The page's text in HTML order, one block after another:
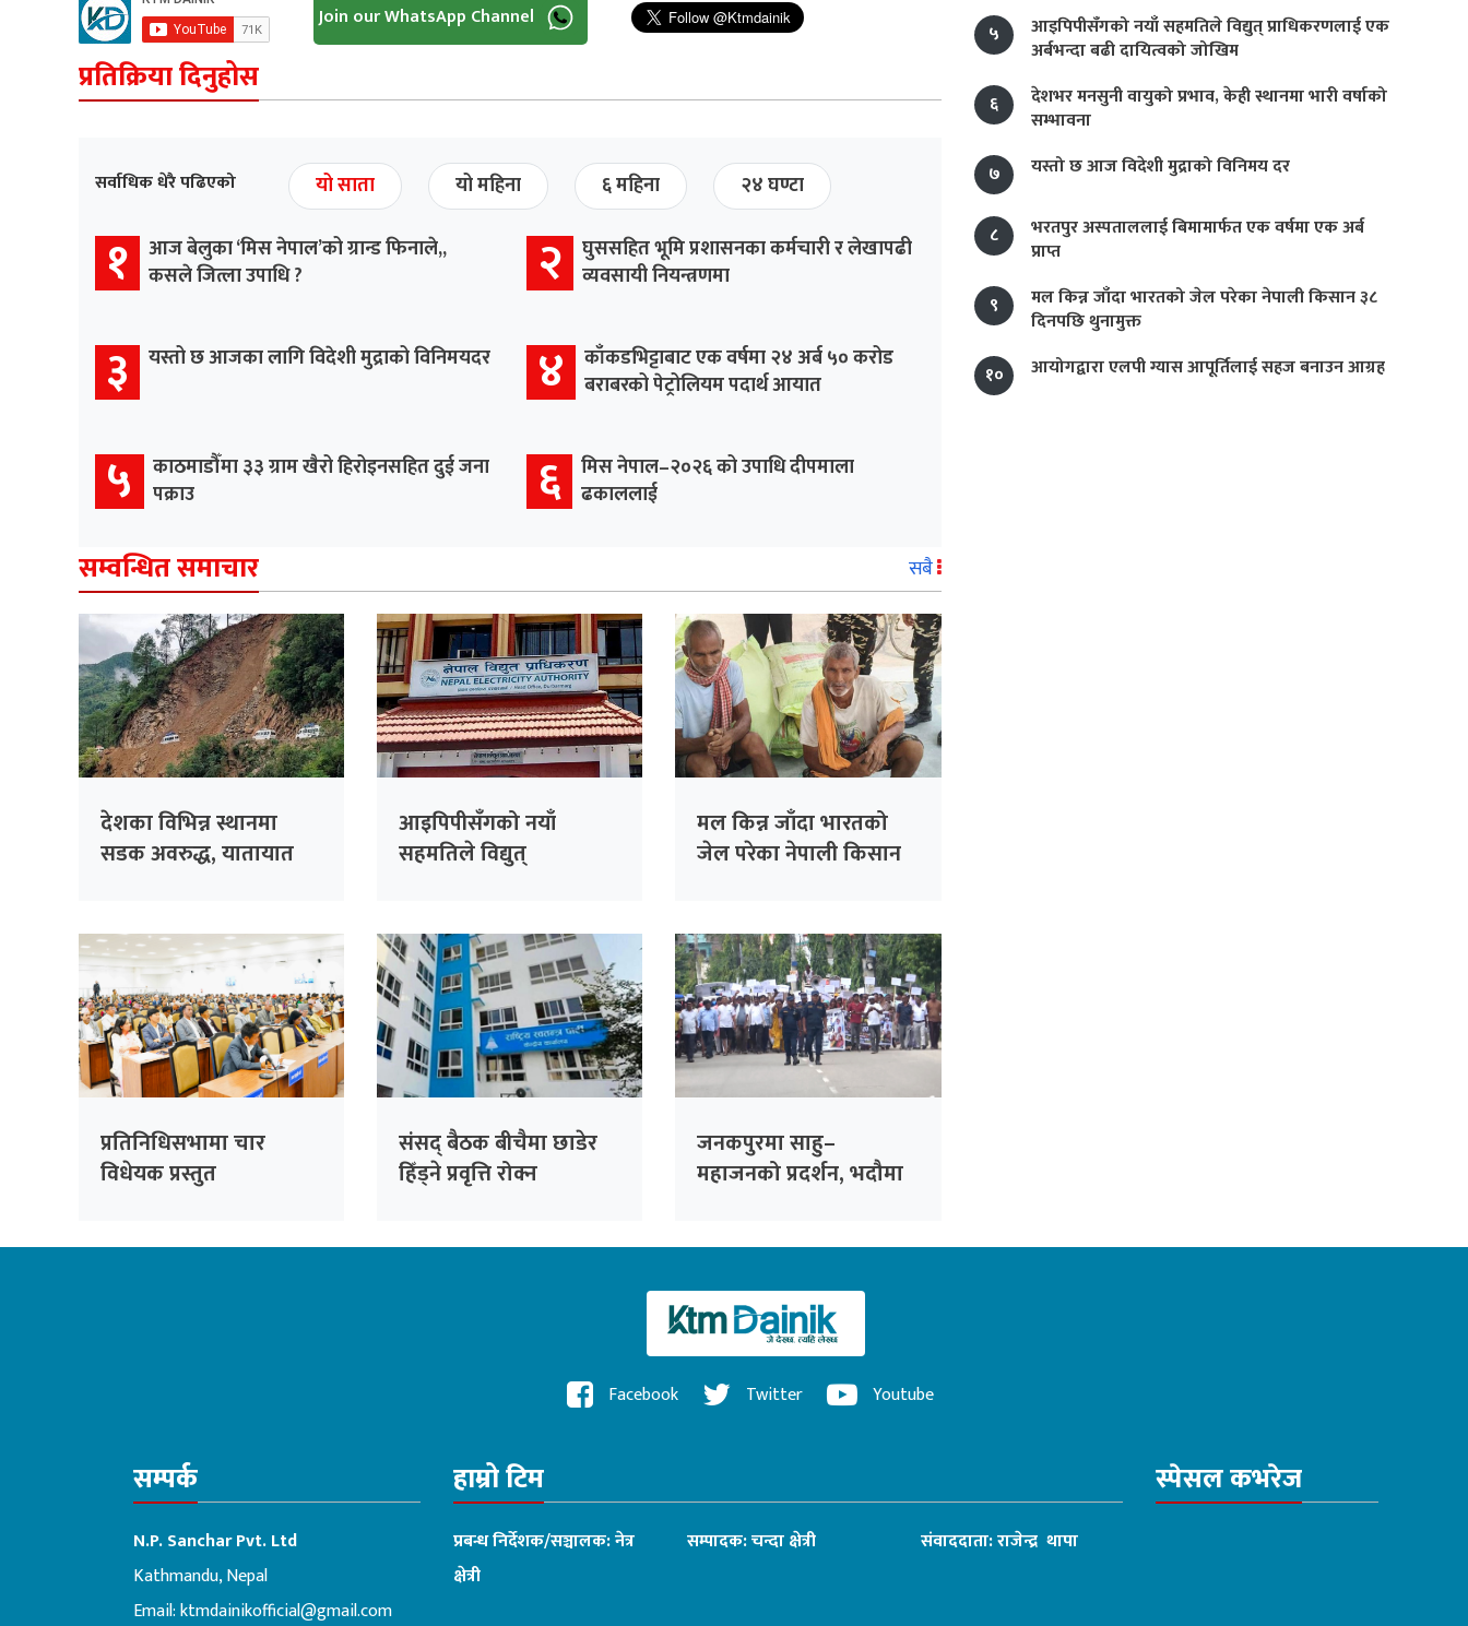
Join our WhatsApp Channel
प्रतिक्रिया दिनुहोस
सर्वाधिक धेरै पढिएको यो साता यो महिना ६ महिना २४ घण्टा
१
आज बेलुका ‘मिस नेपाल’को ग्रान्ड फिनाले,,
कसले जित्ला उपाधि ?
२
घुससहित भूमि प्रशासनका कर्मचारी र लेखापढी
व्यवसायी नियन्त्रणमा
३ यस्तो छ आजका लागि विदेशी मुद्राको विनिमयदर ४
काँकडभिट्टाबाट एक वर्षमा २४ अर्ब ५० करोड
बराबरको पेट्रोलियम पदार्थ आयात
५
काठमाडौँमा ३३ ग्राम खैरो हिरोइनसहित दुई जना
पक्राउ
६ मिस नेपाल–२०२६ को उपाधि दीपमाला
ढकाललाई
सम्वन्धित समाचार सबै
देशका विभिन्न स्थानमा
सडक अवरुद्ध, यातायात
आइपिपीसँगको नयाँ
सहमतिले विद्युत्
जोखिम
मल किन्न जाँदा भारतको
जेल परेका नेपाली किसान
प्रतिनिधिसभामा चार
विधेयक प्रस्तुत
संसद् बैठक बीचैमा छाडेर
हिँड्ने प्रवृत्ति रोक्न
जनकपुरमा साहु–
महाजनको प्रदर्शन, भदौमा
५
आइपिपीसँगको नयाँ सहमतिले विद्युत् प्राधिकरणलाई एक
अर्बभन्दा बढी दायित्वको जोखिम
६
देशभर मनसुनी वायुको प्रभाव, केही स्थानमा भारी वर्षाको
सम्भावना
७
यस्तो छ आज विदेशी मुद्राको विनिमय दर
८
भरतपुर अस्पताललाई बिमामार्फत एक वर्षमा एक अर्ब
प्राप्त
९
मल किन्न जाँदा भारतको जेल परेका नेपाली किसान ३८
दिनपछि थुनामुक्त
१०
आयोगद्वारा एलपी ग्यास आपूर्तिलाई सहज बनाउन आग्रह
Facebook Twitter Youtube
सम्पर्क
N.P. Sanchar Pvt. Ltd
Kathmandu, Nepal
Email:ktmdainikofficial@gmail.com
हाम्रो टिम
प्रबन्ध निर्देशक/सञ्चालक: नेत्र
क्षेत्री
सम्पादक: चन्दा क्षेत्री संवाददाता: राजेन्द्र थापा
स्पेसल कभरेज